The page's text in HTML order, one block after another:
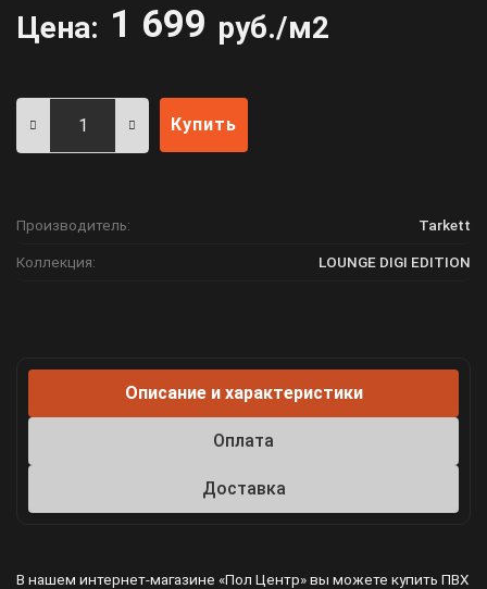
Цена: 1 699 руб./м2
Купить
Производитель: Tarkett
Коллекция: LOUNGE DIGI EDITION
Описание и характеристики
Оплата
Доставка
В нашем интернет-магазине «Пол Центр» вы можете купить ПВХ